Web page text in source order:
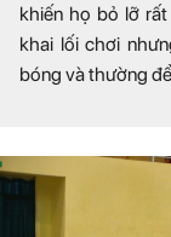
khiến họ bỏ lỡ rất
khai lối chơi
bóng và thường